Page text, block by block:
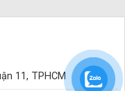
11, TPHCM